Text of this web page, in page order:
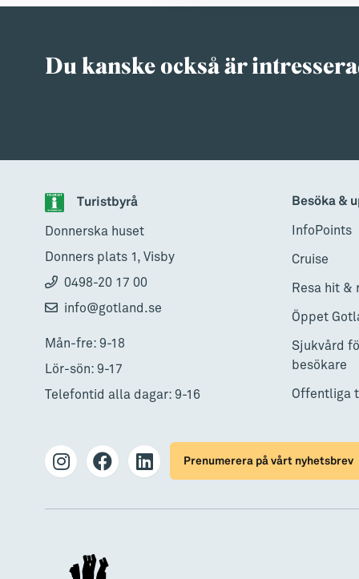
Du kanske också är
Turistbyrå
Donnerska huset
Donners plats 1, Visby
0498-20 17 00
info@gotland.se
Mån-fre: 9-18
Lör-sön: 9-17
Telefontid alla dagar: 9-16
Besöka &
InfoPoints
Cruise
Resa hit &
Öppet
Sjukvård
besökare
Offentliga
Prenumerera på vårt nyhetsbrev